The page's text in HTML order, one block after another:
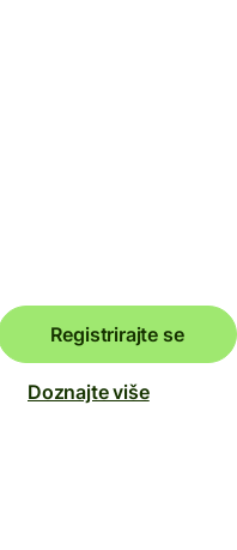
Registrirajte se
Doznajte više